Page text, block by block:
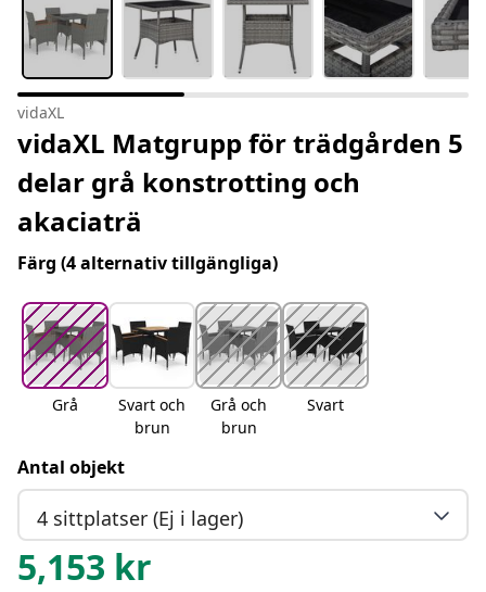
vidaXL
vidaXL Matgrupp för trädgården 5
delar grå konstrotting och
akaciaträ
Färg (4 alternativ tillgängliga)
Grå
Svart och
brun
Grå och
brun
Svart
Antal objekt
4 sittplatser (Ej i lager)
5,153 kr